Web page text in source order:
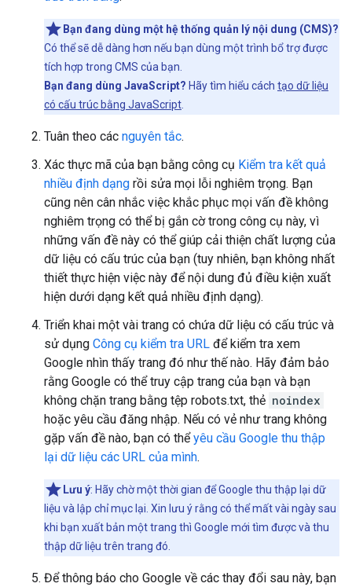
Bạn đang dùng một hệ thống quản lý nội dung (CMS)?
Có thể sẽ dễ dàng hơn nếu bạn dùng một trình bổ trợ được
tích hợp trong CMS của bạn.
Bạn đang dùng JavaScript? Hãy tìm hiểu cách tạo dữ liệu
có cấu trúc bằng JavaScript
Tuân theo các nguyên tắc.
Xác thực mã của bạn bằng công cụ Kiểm tra kết quả
nhiều định dạng rồi sửa mọi lỗi nghiêm trọng. Bạn
cũng nên cân nhắc việc khắc phục mọi vấn đề không
nghiêm trọng có thể bị gắn cờ trong công cụ này, vì
những vấn đề này có thể giúp cải thiện chất lượng của
dữ liệu có cấu trúc của bạn (tuy nhiên, bạn không nhất
thiết thực hiện việc này để nội dung đủ điều kiện xuất
hiện dưới dạng kết quả nhiều định dạng).
Triển khai một vài trang có chứa dữ liệu có cấu trúc và
sử dụng Công cụ kiểm tra URL để kiểm tra xem
Google nhìn thấy trang đó như thế nào. Hãy đảm bảo
rằng Google có thể truy cập trang của bạn và bạn
không chặn trang bằng tệp robots.txt, thẻ noindex
hoặc yêu cầu đăng nhập. Nếu có vẻ như trang không
gặp vấn đề nào, bạn có thểyêu cầu Google thu thập
lại dữ liệu các URL của mình.
Lưu ý: Hãy chờ một thời gian để Google thu thập lại dữ
liệu và lập chỉ mục lại. Xin lưu ý rằng có thể mất vài ngày sau
khi bạn xuất bản một trang thì Google mới tìm được và thu
thập dữ liệu trên trang đó.
Để thông báo cho Google về các thay đổi sau này, bạn